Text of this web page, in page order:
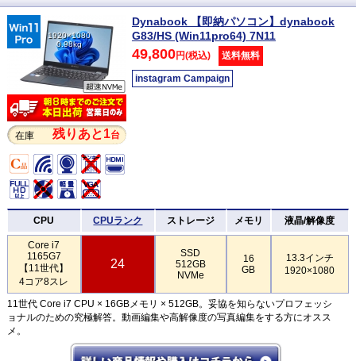
1920×1080
0.98kg
在庫 残りあと1台
Dynabook 【即納パソコン】dynabook
G83/HS (Win11pro64) 7N11
49,800円(税込) 送料無料
instagram Campaign
CPU CPUランク ストレージ メモリ 液晶/解像度
Core i7
1165G7
【11世代】
4コア8スレ
24
SSD
512GB
NVMe
16
GB
13.3インチ
1920×1080
11世代 Core i7 CPU × 16GBメモリ × 512GB。妥協を知らないプロフェッシ
ョナルのための究極解答。動画編集や高解像度の写真編集をする方にオスス
メ。